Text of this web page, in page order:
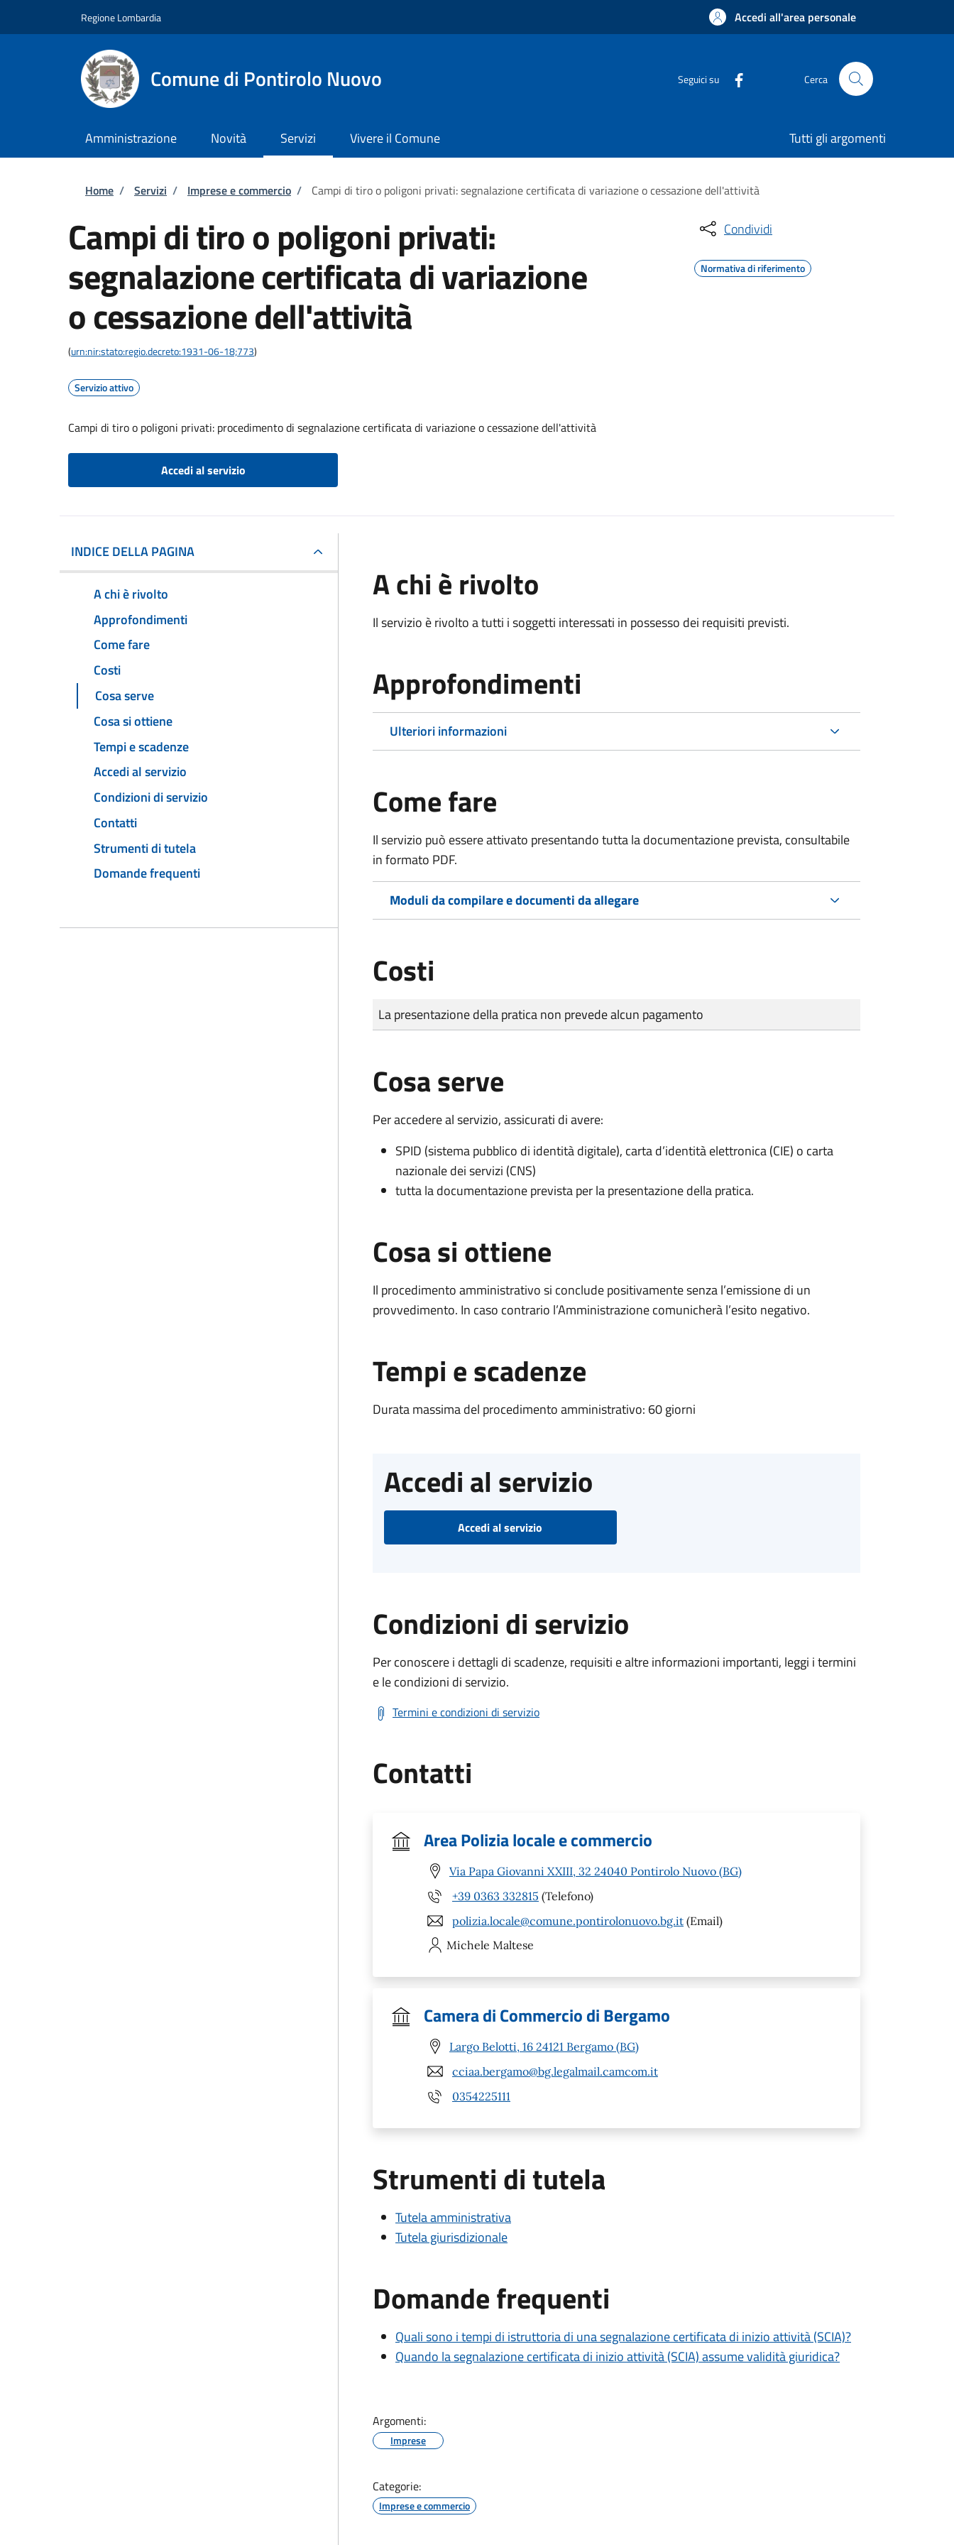
Regione Lombardia Accedi all'area personale
Comune di Pontirolo Nuovo Seguici su Cerca
Amministrazione Novità Servizi Vivere il Comune Tutti gli argomenti
Briciole di pane
Home / Servizi / Imprese e commercio / Campi di tiro o poligoni privati: segnalazione certificata di variazione o cessazione dell'attività
Campi di tiro o poligoni privati:
segnalazione certificata di variazione
o cessazione dell'attività
(urn:nir:stato:regio.decreto:1931-06-18;773)
Servizio attivo
Campi di tiro o poligoni privati: procedimento di segnalazione certificata di variazione o cessazione dell'attività
Accedi al servizio
Condividi
Normativa di riferimento
INDICE DELLA PAGINA
A chi è rivolto
Approfondimenti
Come fare
Costi
Cosa serve
Cosa si ottiene
Tempi e scadenze
Accedi al servizio
Condizioni di servizio
Contatti
Strumenti di tutela
Domande frequenti
A chi è rivolto
Il servizio è rivolto a tutti i soggetti interessati in possesso dei requisiti previsti.
Approfondimenti
Ulteriori informazioni
Come fare
Il servizio può essere attivato presentando tutta la documentazione prevista, consultabile
in formato PDF.
Moduli da compilare e documenti da allegare
Costi
Tipo di pagamento
Importo
La presentazione della pratica non prevede alcun pagamento
Cosa serve
Per accedere al servizio, assicurati di avere:
SPID (sistema pubblico di identità digitale), carta d’identità elettronica (CIE) o carta
nazionale dei servizi (CNS)
tutta la documentazione prevista per la presentazione della pratica.
Cosa si ottiene
Il procedimento amministrativo si conclude positivamente senza l’emissione di un
provvedimento. In caso contrario l’Amministrazione comunicherà l’esito negativo.
Tempi e scadenze
Durata massima del procedimento amministrativo: 60 giorni
Accedi al servizio
Accedi al servizio
Condizioni di servizio
Per conoscere i dettagli di scadenze, requisiti e altre informazioni importanti, leggi i termini
e le condizioni di servizio.
Termini e condizioni di servizio
Contatti
Area Polizia locale e commercio
Via Papa Giovanni XXIII, 32 24040 Pontirolo Nuovo (BG)
+39 0363 332815 (Telefono)
polizia.locale@comune.pontirolonuovo.bg.it (Email)
Michele Maltese
Camera di Commercio di Bergamo
Largo Belotti, 16 24121 Bergamo (BG)
cciaa.bergamo@bg.legalmail.camcom.it
0354225111
Strumenti di tutela
Tutela amministrativa
Tutela giurisdizionale
Domande frequenti
Quali sono i tempi di istruttoria di una segnalazione certificata di inizio attività (SCIA)?
Quando la segnalazione certificata di inizio attività (SCIA) assume validità giuridica?
Argomenti:
Imprese
Categorie:
Imprese e commercio